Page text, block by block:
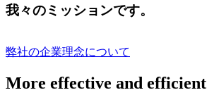
我々のミッションです。
弊社の企業理念について
More effective and efficient